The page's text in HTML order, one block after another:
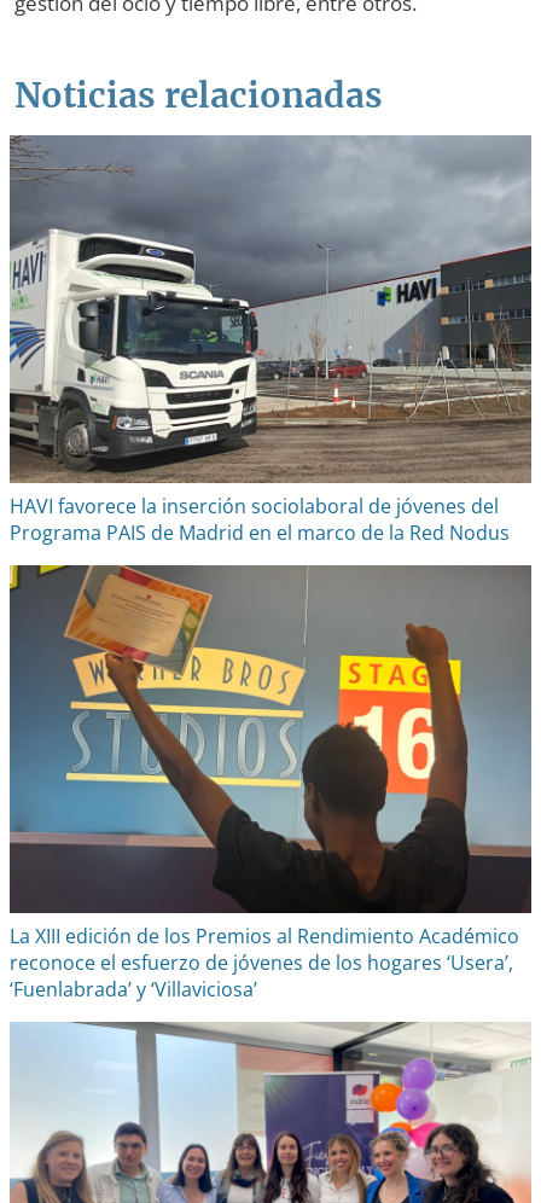
Noticias relacionadas
HAVI favorece la inserción sociolaboral de jóvenes del
Programa PAIS de Madrid en el marco de la Red Nodus
La XIII edición de los Premios al Rendimiento Académico
reconoce el esfuerzo de jóvenes de los hogares ‘Usera’,
‘Fuenlabrada’ y ‘Villaviciosa’